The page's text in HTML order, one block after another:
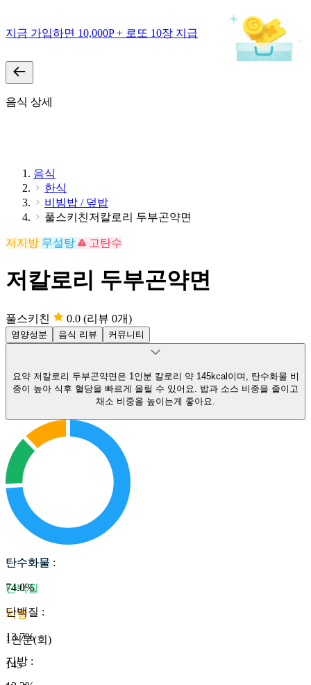
지금 가입하면 10,000P + 로또 10장 지급
음식 상세
음식
한식
비빔밥 / 덮밥
풀스키친저칼로리 두부곤약면
저지방 무설탕 고탄수
저칼로리 두부곤약면
풀스키친 0.0 (리뷰 0개)
영양성분 음식 리뷰 커뮤니티
요약 저칼로리 두부곤약면은 1인분 칼로리 약 145kcal이며, 탄수화물 비
중이 높아 식후 혈당을 빠르게 올릴 수 있어요. 밥과 소스 비중을 줄이고
채소 비중을 높이는게 좋아요.
탄수화물
단백질
지방
1인분(회)
145
탄수화물 :
74.0%
단백질 :
13.7%
지방 :